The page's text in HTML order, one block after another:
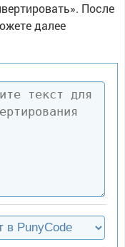
После
далее